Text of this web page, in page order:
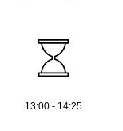
13:00 - 14:25